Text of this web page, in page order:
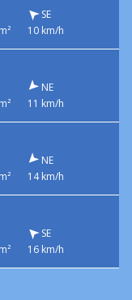
SE
10 km/h
NE
11 km/h
NE
14 km/h
SE
16 km/h